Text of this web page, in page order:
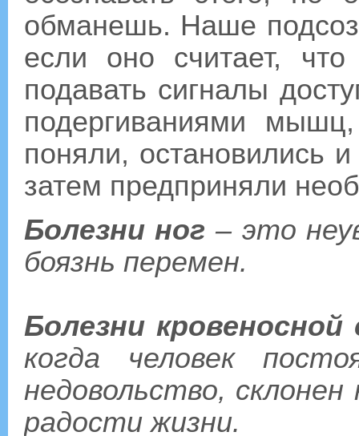
обманешь. Наше
если оно считает,
подавать сигналы
подергиваниями
поняли, остановились
затем предприняли
Болезни ног – это
боязнь перемен.
Болезни
когда человек
недовольство,
радости жизни.